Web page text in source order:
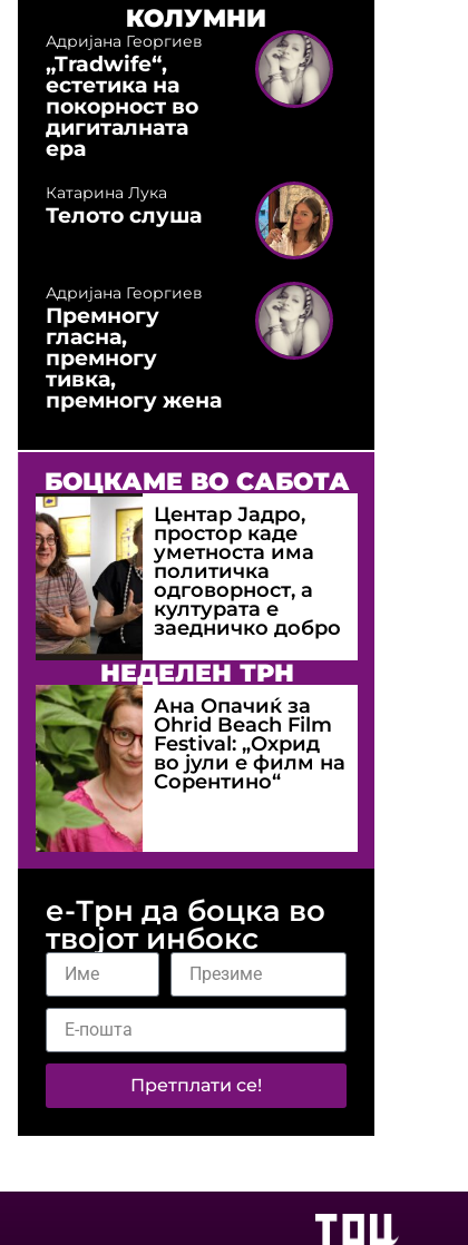
КОЛУМНИ
Адријана Георгиев
„Tradwife“,
естетика на
покорност во
дигиталната
ера
Катарина Лука
Телото слуша
Адријана Георгиев
Премногу
гласна,
премногу
тивка,
премногу жена
БОЦКАМЕ ВО САБОТА
Центар Јадро,
простор каде
уметноста има
политичка
одговорност, а
културата е
заедничко добро
НЕДЕЛЕН ТРН
Ана Опачиќ за
Оhrid Beach Film
Festival: „Охрид
во јули е филм на
Сорентино“
е-Трн да боцка во
твојот инбокс
Претплати се!